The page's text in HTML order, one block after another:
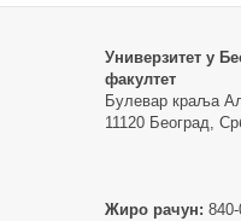
Универзитет у
факултет
Булевар краља
11120 Београд,
Жиро рачун: